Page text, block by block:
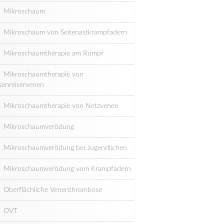
Mikroschaum
Mikroschaum von Seitenastkrampfadern
Mikroschaumtherapie am Rumpf
Mikroschaumtherapie von
Mikroschaumtherapie von Netzvenen
Mikroschaumverödung
Mikroschaumverödung bei Jugendlichen
Mikroschaumverödung vom Krampfadern
Oberflächliche Venenthrombose
OVT